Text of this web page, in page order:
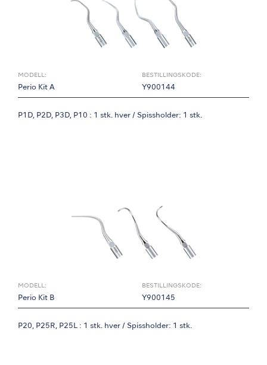
MODELL:
Perio Kit A
BESTILLINGSKODE:
Y900144
P1D, P2D, P3D, P10 : 1 stk. hver / Spissholder: 1 stk.
MODELL:
Perio Kit B
BESTILLINGSKODE:
Y900145
P20, P25R, P25L : 1 stk. hver / Spissholder: 1 stk.